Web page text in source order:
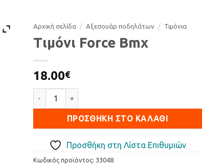
Αρχική σελίδα / Αξεσουάρ ποδηλάτων / Τιµόνια
Τιμόνι Force Bmx
18.00€
ΠΡΟΣΘΉΚΗ ΣΤΟ ΚΑΛΆΘΙ
Προσθήκη στη Λίστα Επιθυμιών
Κωδικός προϊόντος: 33048